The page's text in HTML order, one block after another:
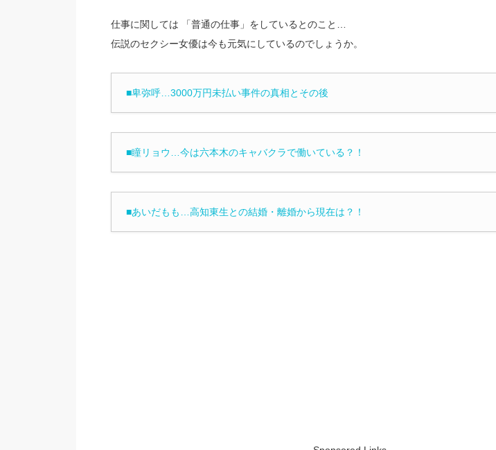
仕事に関しては 「普通の仕事」をしているとのこと…
伝説のセクシー女優は今も元気にしているのでしょうか。
■卑弥呼…3000万円未払い事件の真相とその後
■瞳リョウ…今は六本木のキャバクラで働いている？！
■あいだもも…高知東生との結婚・離婚から現在は？！